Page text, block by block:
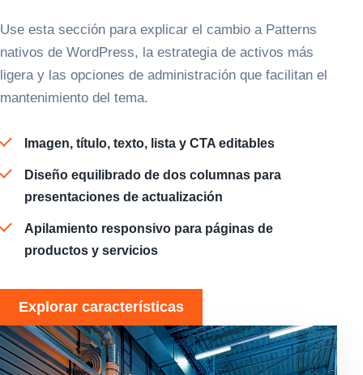
Use esta sección para explicar el cambio a Patterns
nativos de WordPress, la estrategia de activos más
ligera y las opciones de administración que facilitan el
mantenimiento del tema.
Imagen, título, texto, lista y CTA editables
Diseño equilibrado de dos columnas para
presentaciones de actualización
Apilamiento responsivo para páginas de
productos y servicios
Explorar características